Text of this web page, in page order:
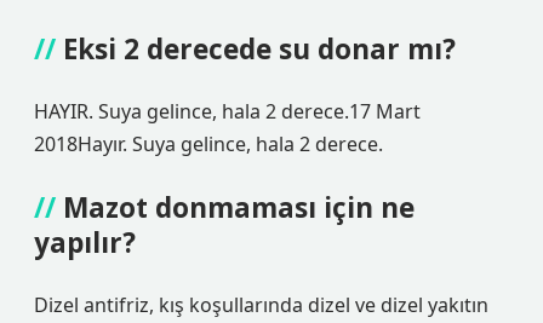
Eksi 2 derecede su donar mı?
HAYIR. Suya gelince, hala 2 derece.17 Mart
2018Hayır. Suya gelince, hala 2 derece.
Mazot donmaması için ne
yapılır?
Dizel antifriz, kış koşullarında dizel ve dizel yakıtın